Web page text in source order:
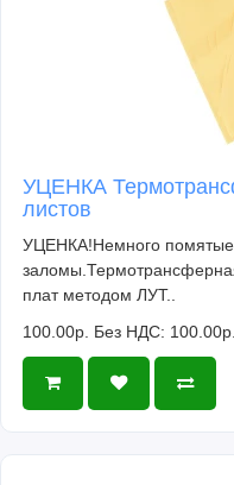
УЦЕНКА
листов
УЦЕНКА!Немного помятые
плат методом ЛУТ..
100.00р. Без НДС: 100.00р.